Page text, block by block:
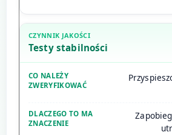
Testy stabilności